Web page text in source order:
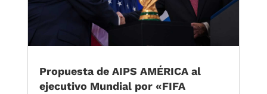
Propuesta de AIPS AMÉRICA al
ejecutivo Mundial por «FIFA